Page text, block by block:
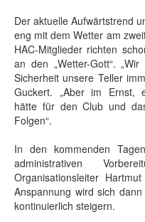
Der aktuelle Aufwärtstrend
eng mit dem Wetter am
HAC-Mitglieder richten
an den „Wetter-Gott“.
Sicherheit unsere Teller
Guckert. „Aber im Ernst,
hätte für den Club und
Folgen“.
In den kommenden
administrativen
Organisationsleiter
Anspannung wird sich
kontinuierlich steigern.